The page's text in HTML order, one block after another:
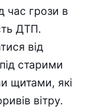
час грози в
ДТП.
від
старими
щитами, які
вітру.